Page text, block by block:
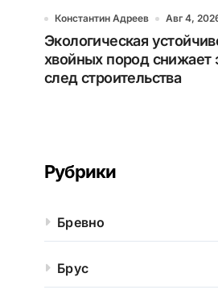
Константин Адреев Авг 4,
Экологическая
хвойных пород снижает
след строительства
Рубрики
Бревно
Брус